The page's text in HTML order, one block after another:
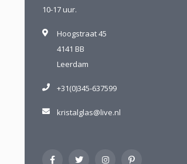
10-17 uur.
Hoogstraat 45
4141 BB
Leerdam
+31(0)345-637599
kristalglas@live.nl